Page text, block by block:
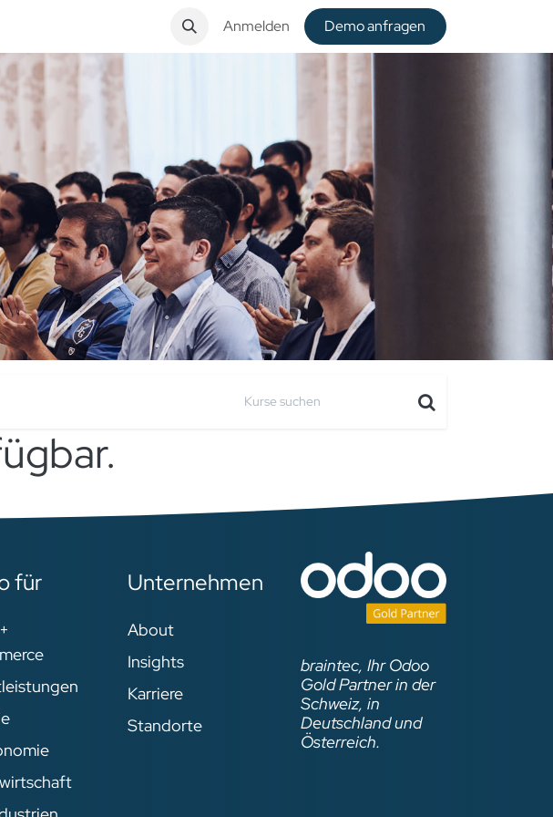
Anmelden De​​mo anfragen
für Unternehmen
About
Insights
Karriere
Standorte
braintec, Ihr Odoo
Gold Partner in der
Schweiz, in
Deutschland und
Österreich.